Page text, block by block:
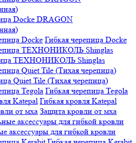
Docke DRAGON
Гибкая черепица Docke
ТЕХНОНИКОЛЬ Shinglas
Quiet Tile (Тихая черепица)
Гибкая черепица Tegola
Гибкая кровля Katepal
Защита кровли от мха
аксессуары для гибкой кровли